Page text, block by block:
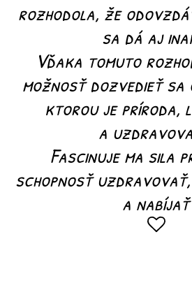
rozhodola, že
sa dá aj
Vďaka tomuto
možnosť dozvedieť sa
ktorou je príroda,
a
Fascinuje ma sila
schopnosť
a nabíjať